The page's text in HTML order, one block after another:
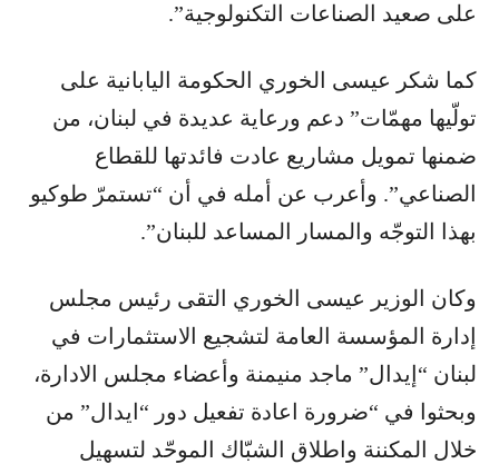
على صعيد الصناعات التكنولوجية”.
كما شكر عيسى الخوري الحكومة اليابانية على
تولّيها مهمّات” دعم ورعاية عديدة في لبنان، من
ضمنها تمويل مشاريع عادت فائدتها للقطاع
الصناعي”. وأعرب عن أمله في أن “تستمرّ طوكيو
بهذا التوجّه والمسار المساعد للبنان”.
وكان الوزير عيسى الخوري التقى رئيس مجلس
إدارة المؤسسة العامة لتشجيع الاستثمارات في
لبنان “إيدال” ماجد منيمنة وأعضاء مجلس الادارة،
وبحثوا في “ضرورة اعادة تفعيل دور “ايدال” من
خلال المكننة واطلاق الشبّاك الموحّد لتسهيل